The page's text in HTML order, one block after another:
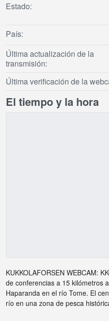
Estado:
País:
Última actualización de la
transmisión:
Última verificación de la
El tiempo y la hora
KUKKOLAFORSEN WEBCAM:
de conferencias a 15 kilómetros
Haparanda en el río Tome. El
río en una zona de pesca